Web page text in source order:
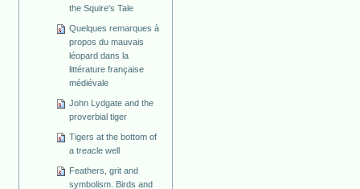
the Squire's Tale
Quelques remarques à
propos du mauvais
léopard dans la
littérature française
médiévale
John Lydgate and the
proverbial tiger
Tigers at the bottom of
a treacle well
Feathers, grit and
symbolism. Birds and